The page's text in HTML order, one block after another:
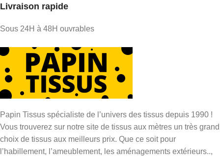
Livraison rapide
Sous 24H à 48H ouvrables
Papin Tissus spécialiste de l’univers des tissus depuis 1990 !
Vous trouverez sur notre site de tissus aux mètres un très grand
choix de tissus aux meilleurs prix. Que ce soit pour
l’habillement, l’ameublement, les aménagements extérieurs..,